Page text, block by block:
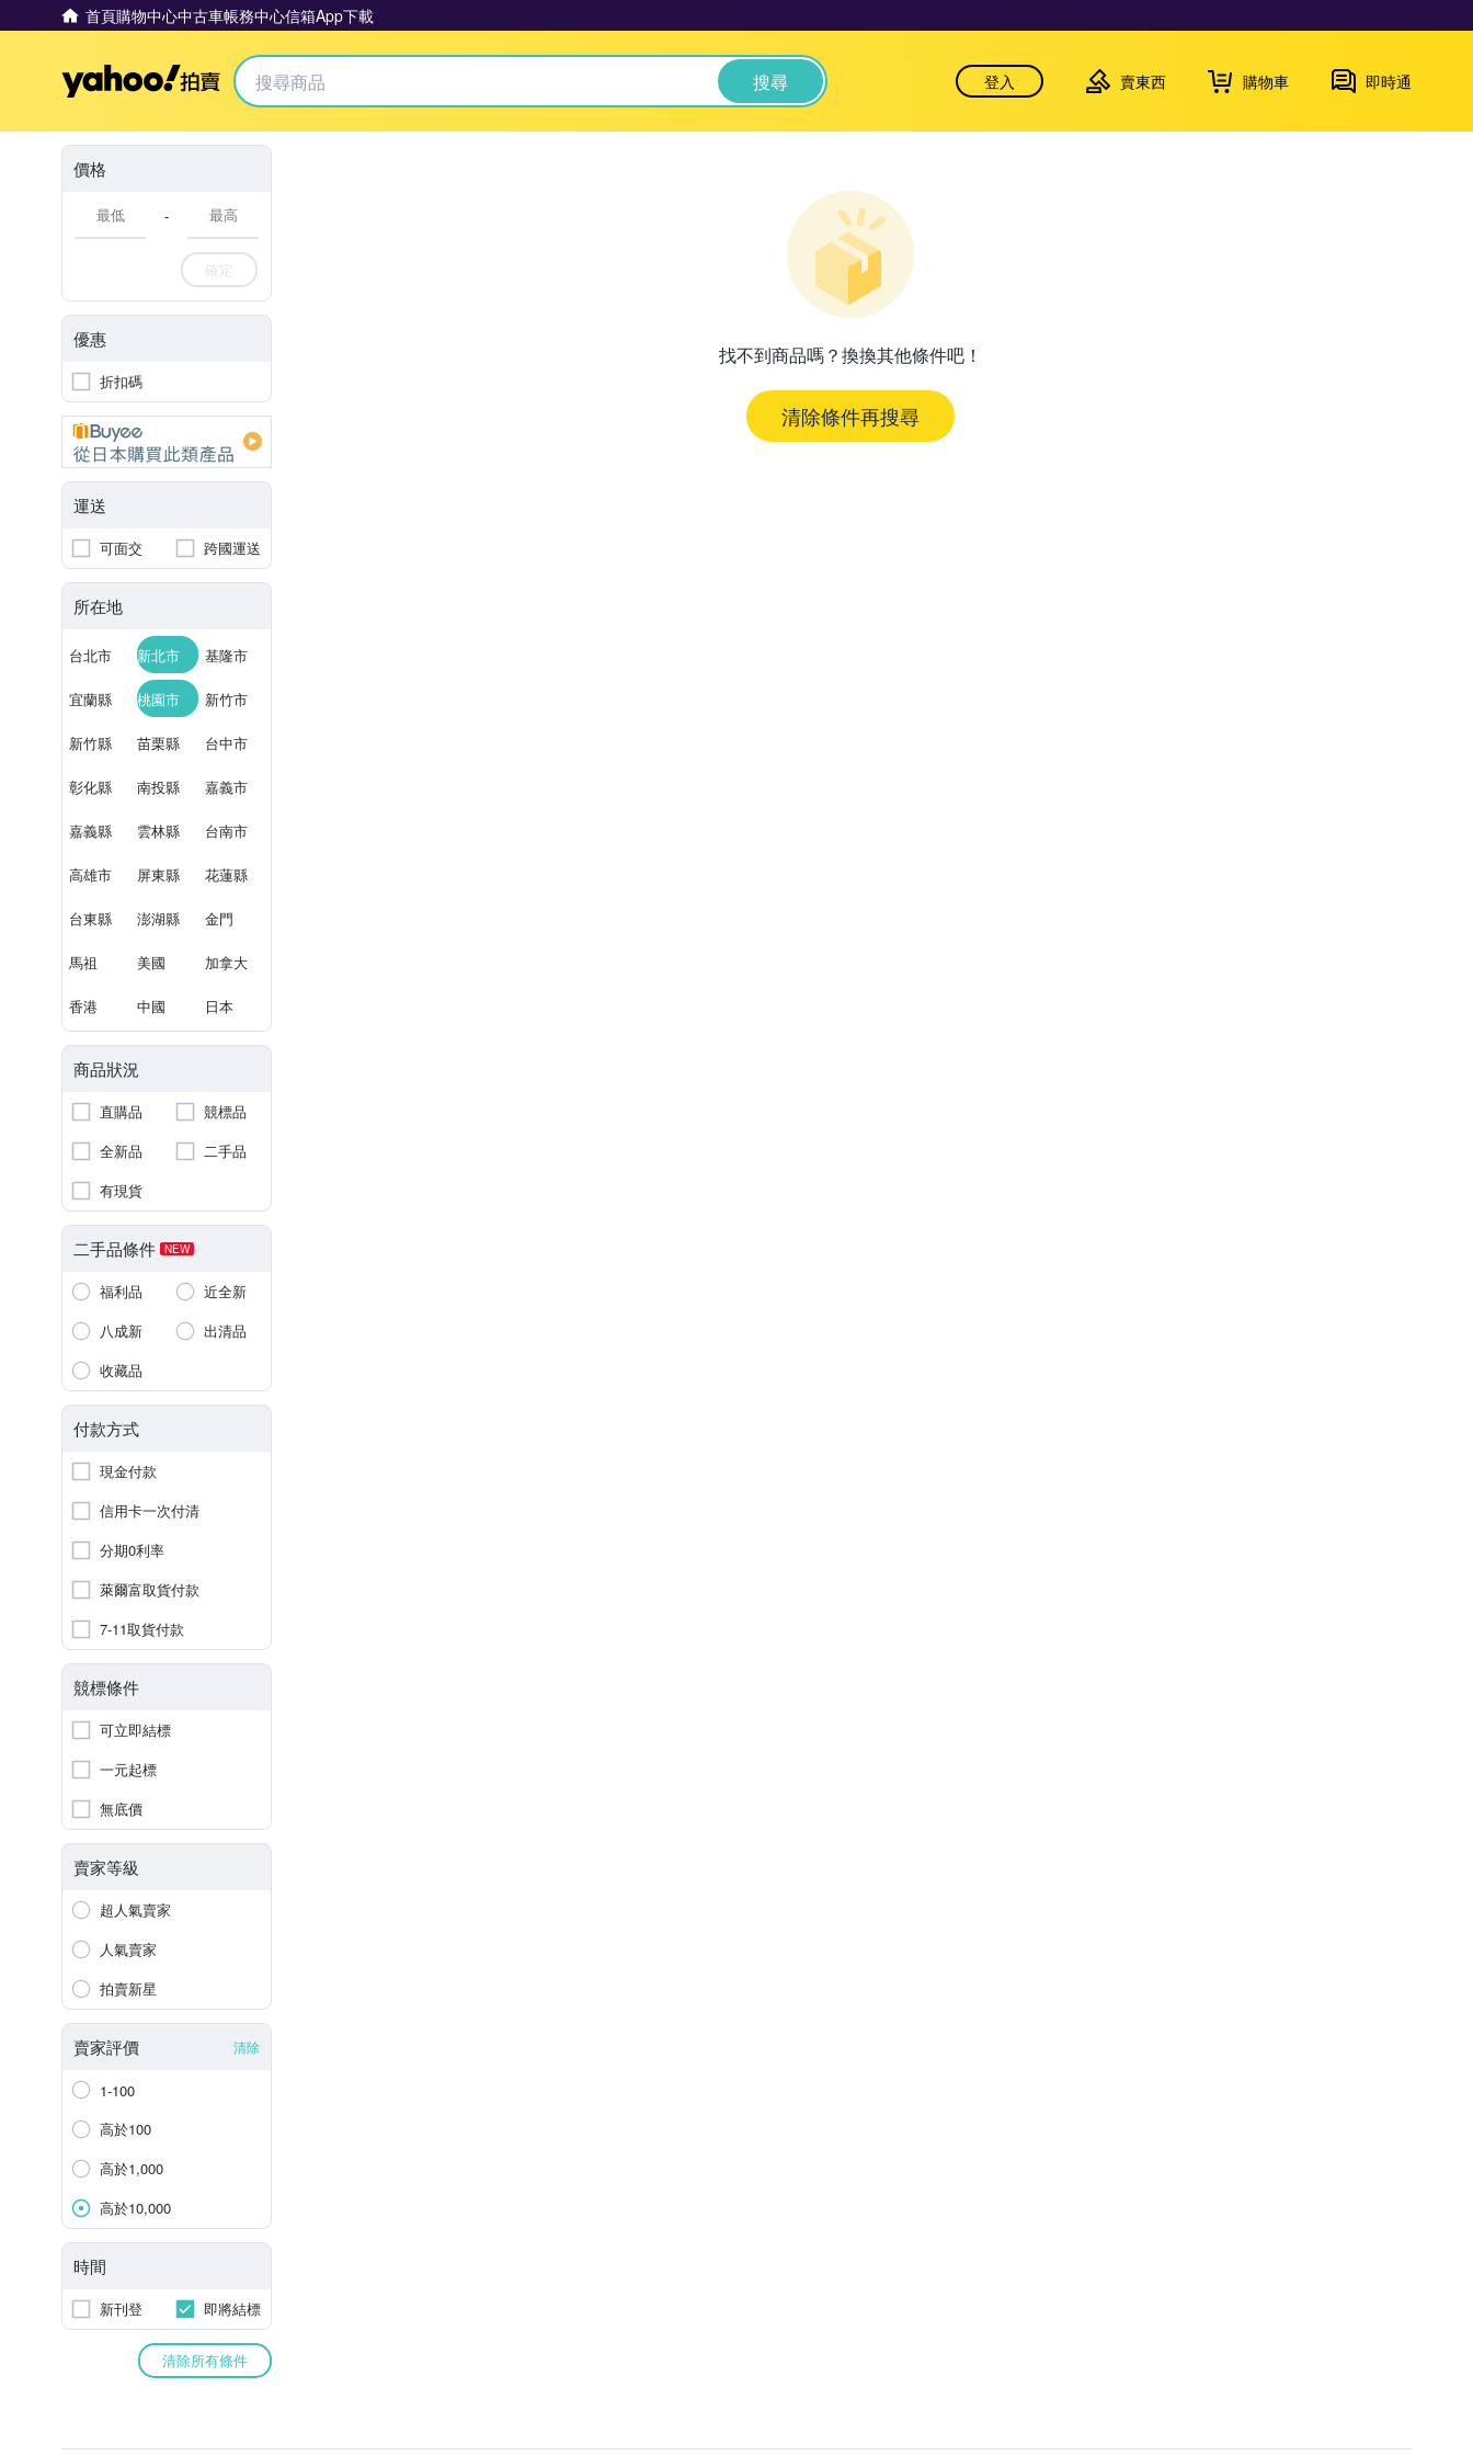
首頁購物中心中古車帳務中心信箱App下載
Yahoo拍賣 搜尋 登入 賣東西 購物車 即時通
價格
-
確定
優惠
折扣碼
運送
可面交 跨國運送
所在地
台北市 新北市 基隆市
宜蘭縣 桃園市 新竹市
新竹縣 苗栗縣 台中市
彰化縣 南投縣 嘉義市
嘉義縣 雲林縣 台南市
高雄市 屏東縣 花蓮縣
台東縣 澎湖縣 金門
馬祖 美國 加拿大
香港 中國 日本
商品狀況
直購品
競標品
全新品
二手品
有現貨
二手品條件 NEW
福利品
近全新
八成新
出清品
收藏品
付款方式
現金付款
信用卡一次付清
分期0利率
萊爾富取貨付款
7-11取貨付款
競標條件
可立即結標
一元起標
無底價
賣家等級
超人氣賣家
人氣賣家
拍賣新星
賣家評價 清除
1-100
高於100
高於1,000
高於10,000
時間
新刊登 即將結標
清除所有條件
找不到商品嗎？換換其他條件吧！
清除條件再搜尋